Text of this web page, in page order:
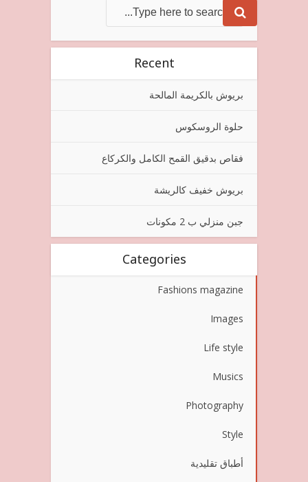
Recent
بريوش بالكريمة المالحة
حلوة الروسكوس
فقاص بدقيق القمح الكامل والكركاع
بريوش خفيف كالريشة
جبن منزلي ب 2 مكونات
Categories
Fashions magazine
Images
Life style
Musics
Photography
Style
أطباق تقليدية